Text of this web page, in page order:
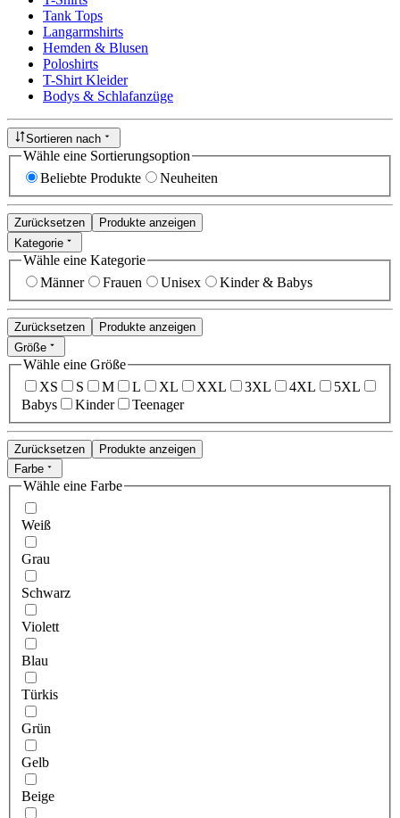
Tank Tops
Langarmshirts
Hemden & Blusen
Poloshirts
T-Shirt Kleider
Bodys & Schlafanzüge
Sortieren nach
Wähle eine Sortierungsoption
Beliebte Produkte
Neuheiten
Zurücksetzen
Produkte anzeigen
Kategorie
Wähle eine Kategorie
Männer
Frauen Unisex Kinder & Babys
Zurücksetzen
Produkte anzeigen
Größe
Wähle eine Größe
XS
S M L XL XXL 3XL 4XL
5XL
Babys
Kinder Teenager
Zurücksetzen
Produkte anzeigen
Farbe
Wähle eine Farbe
Weiß
Grau
Schwarz
Violett
Blau
Türkis
Grün
Gelb
Beige